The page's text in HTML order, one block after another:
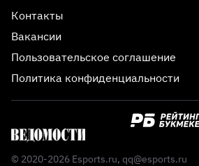
Контакты
Вакансии
Пользовательское соглашение
Политика конфиденциальности
© 2020-2026 Esports.ru, qq@esports.ru